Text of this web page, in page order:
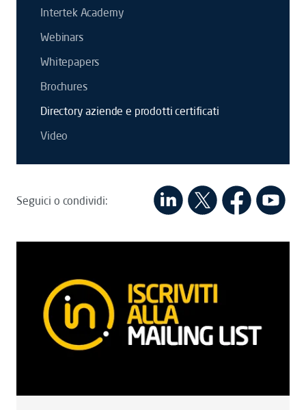
Intertek Academy
Webinars
Whitepapers
Brochures
Directory aziende e prodotti certificati
Video
Seguici o condividi: